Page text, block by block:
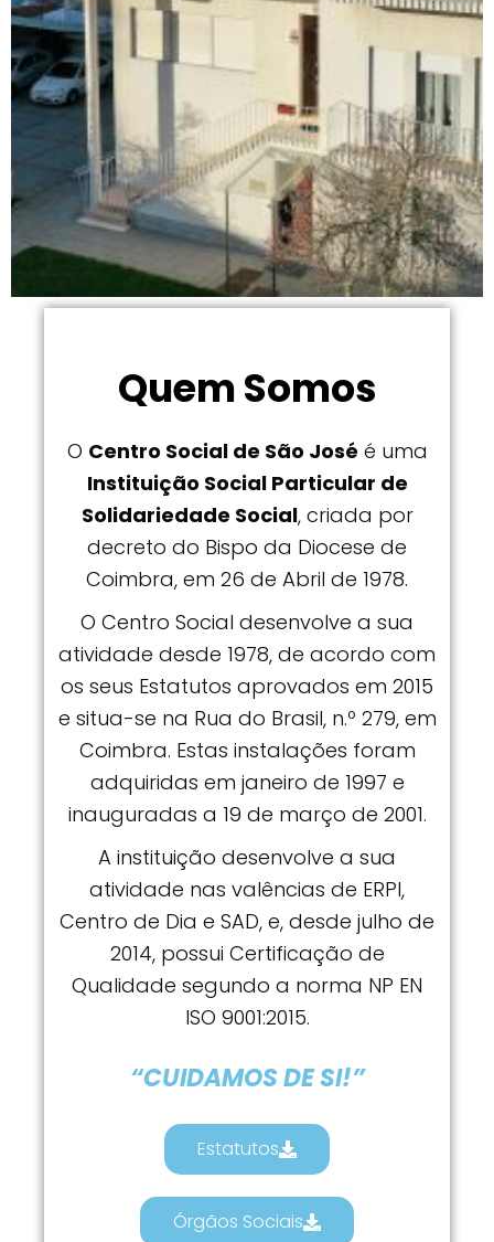
Quem Somos
O Centro Social de São José é uma
Instituição Social Particular de
Solidariedade Social, criada por
decreto do Bispo da Diocese de
Coimbra, em 26 de Abril de 1978.
O Centro Social desenvolve a sua
atividade desde 1978, de acordo com
os seus Estatutos aprovados em 2015
e situa-se na Rua do Brasil, n.º 279, em
Coimbra. Estas instalações foram
adquiridas em janeiro de 1997 e
inauguradas a 19 de março de 2001.
A instituição desenvolve a sua
atividade nas valências de ERPI,
Centro de Dia e SAD, e, desde julho de
2014, possui Certificação de
Qualidade segundo a norma NP EN
ISO 9001:2015.
“CUIDAMOS DE SI!”
Estatutos
Órgãos Sociais